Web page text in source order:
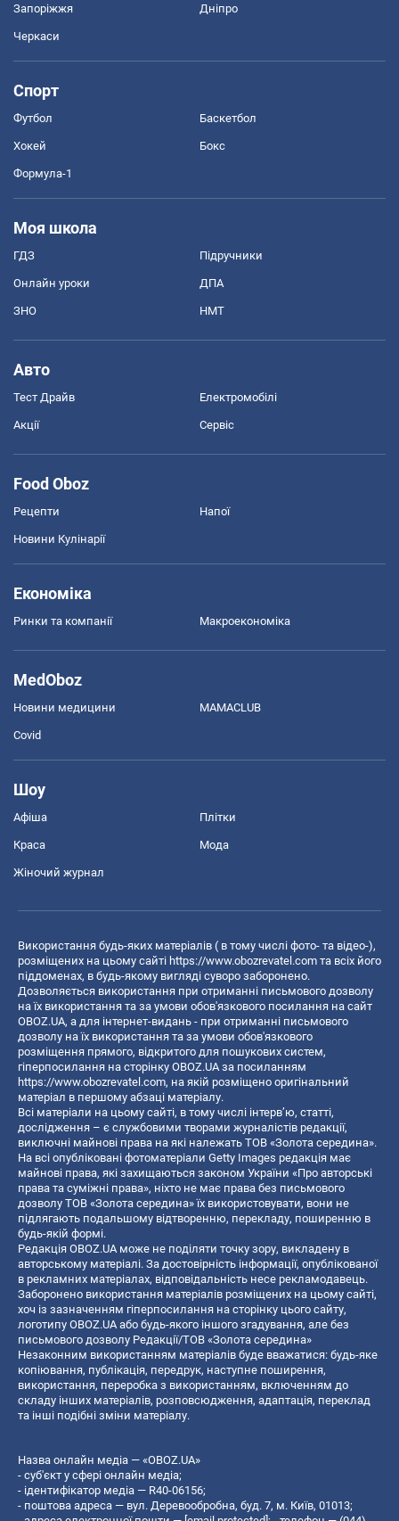
Запоріжжя Дніпро
Черкаси
Спорт
Футбол Баскетбол
Хокей Бокс
Формула-1
Моя школа
ГДЗ Підручники
Онлайн уроки ДПА
ЗНО НМТ
Авто
Тест Драйв Електромобілі
Акції Сервіс
Food Oboz
Рецепти Напої
Новини Кулінарії
Економіка
Ринки та компанії Макроекономіка
MedOboz
Новини медицини MAMACLUB
Covid
Шоу
Афіша Плітки
Краса Мода
Жіночий журнал
Використання будь-яких матеріалів ( в тому числі фото- та відео-),
розміщених на цьому сайті https://www.obozrevatel.com та всіх його
піддоменах, в будь-якому вигляді суворо заборонено.
Дозволяється використання при отриманні письмового дозволу
на їх використання та за умови обов'язкового посилання на сайт
OBOZ.UA, а для інтернет-видань - при отриманні письмового
дозволу на їх використання та за умови обов'язкового
розміщення прямого, відкритого для пошукових систем,
гіперпосилання на сторінку OBOZ.UA за посиланням
https://www.obozrevatel.com, на якій розміщено оригінальний
матеріал в першому абзаці матеріалу.
Всі матеріали на цьому сайті, в тому числі інтерв’ю, статті,
дослідження – є службовими творами журналістів редакції,
виключні майнові права на які належать ТОВ «Золота середина».
На всі опубліковані фотоматеріали Getty Images редакція має
майнові права, які захищаються законом України «Про авторські
права та суміжні права», ніхто не має права без письмового
дозволу ТОВ «Золота середина» їх використовувати, вони не
підлягають подальшому відтворенню, перекладу, поширенню в
будь-якій формі.
Редакція OBOZ.UA може не поділяти точку зору, викладену в
авторському матеріалі. За достовірність інформації, опублікованої
в рекламних матеріалах, відповідальність несе рекламодавець.
Заборонено використання матеріалів розміщених на цьому сайті,
хоч із зазначенням гіперпосилання на сторінку цього сайту,
логотипу OBOZ.UA або будь-якого іншого згадування, але без
письмового дозволу Редакції/ТОВ «Золота середина»
Незаконним використанням матеріалів буде вважатися: будь-яке
копiювання, публiкацiя, передрук, наступне поширення,
використання, переробка з використанням, включенням до
складу інших матеріалів, розповсюдження, адаптація, переклад
та інші подібні зміни матеріалу.
Назва онлайн медіа — «OBOZ.UA»
- суб'єкт у сфері онлайн медіа;
- ідентифікатор медіа — R40-06156;
- поштова адреса — вул. Деревообробна, буд. 7, м. Київ, 01013;